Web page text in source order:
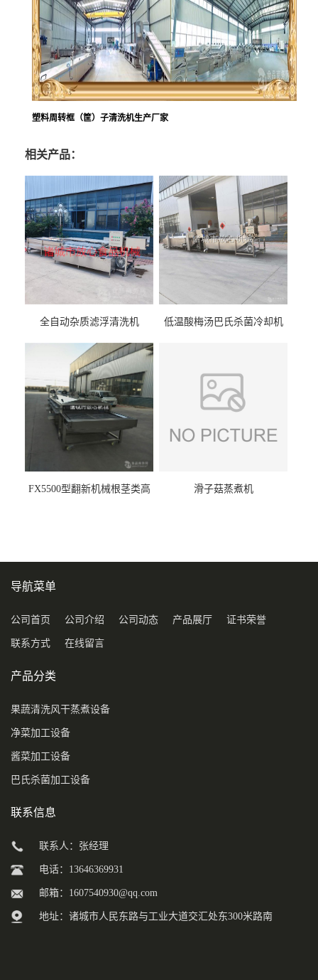
塑料周转框（筐）子清洗机生产厂家
相关产品：
全自动杂质滤浮清洗机 低温酸梅汤巴氏杀菌冷却机
FX5500型翻新机械根茎类高
滑子菇蒸煮机
导航菜单
公司首页 公司介绍 公司动态 产品展厅 证书荣誉
联系方式 在线留言
产品分类
果蔬清洗风干蒸煮设备
净菜加工设备
酱菜加工设备
巴氏杀菌加工设备
联系信息
联系人：张经理
电话：13646369931
邮箱： 1607540930@qq.com
地址：诸城市人民东路与工业大道交汇处东300米路南